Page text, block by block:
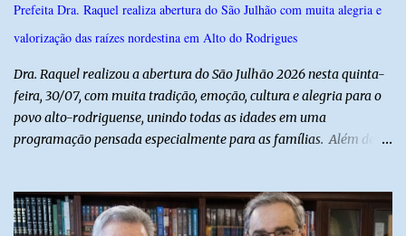
Polícia Militar, a criança é filha de um policial militar. PM reforça
alerta sobre álcool e direção Em nota, a Polícia Militar manifestou
Prefeita Dra. Raquel realiza abertura do São Julhão com muita alegria e
valorização das raízes nordestina em Alto do Rodrigues
Dra. Raquel realizou a abertura do São Julhão 2026 nesta quinta-
feira, 30/07, com muita tradição, emoção, cultura e alegria para o
povo alto-rodriguense, unindo todas as idades em uma
programação pensada especialmente para as famílias. Além de
mostrando o cuidado com o desenvolvimento do alto-rodriguense.
A primeira noite foi marcada por apresentações que